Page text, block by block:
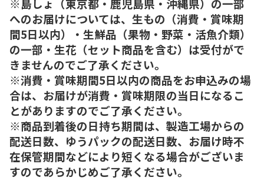
※島しょ（東京都・鹿児島県・沖縄県）の一部
へのお届けについては、生もの（消費・賞味期
間5日以内）・生鮮品（果物・野菜・活魚介類）
の一部・生花（セット商品を含む）は受付がで
きませんのでご了承ください。
※消費・賞味期間5日以内の商品をお申込みの場
合は、お届けが消費・賞味期限の当日になるこ
とがありますのでご了承ください。
※商品到着後の日持ち期間は、製造工場からの
配送日数、ゆうパックの配送日数、お届け時不
在保管期間などにより短くなる場合がございま
すのであらかじめご了承ください。